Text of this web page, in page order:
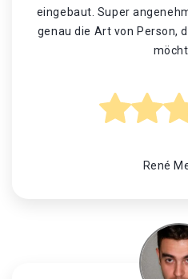
eingebaut. Super
genau die Art von Person,
René